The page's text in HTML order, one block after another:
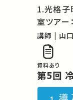
1.光格子時計の原理
室ツアー
講師 | 山
資料あり